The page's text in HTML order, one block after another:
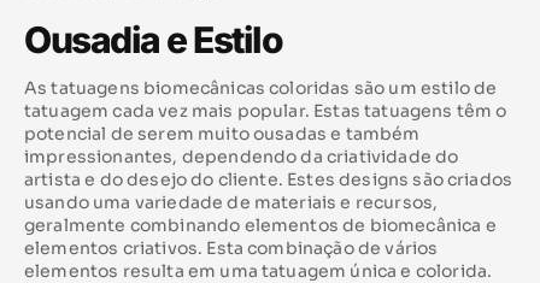
Ousadia e Estilo
As tatuagens biomecânicas coloridas são um estilo de
tatuagem cada vez mais popular. Estas tatuagens têm o
potencial de serem muito ousadas e também
impressionantes, dependendo da criatividade do
artista e do desejo do cliente. Estes designs são criados
usando uma variedade de materiais e recursos,
geralmente combinando elementos de biomecânica e
elementos criativos. Esta combinação de vários
elementos resulta em uma tatuagem única e colorida.